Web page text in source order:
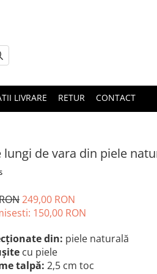
LIVRARE RETUR CONTACT
lungi de vara din piele
249,00 RON
150,00 RON
din: piele naturală
cu piele
talpă: 2,5 cm toc